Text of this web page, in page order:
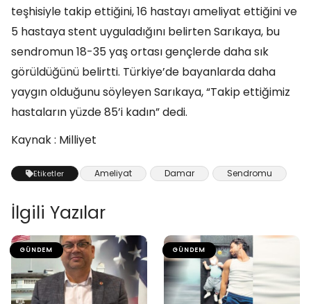
teşhisiyle takip ettiğini, 16 hastayı ameliyat ettiğini ve
5 hastaya stent uyguladığını belirten Sarıkaya, bu
sendromun 18-35 yaş ortası gençlerde daha sık
görüldüğünü belirtti. Türkiye’de bayanlarda daha
yaygın olduğunu söyleyen Sarıkaya, “Takip ettiğimiz
hastaların yüzde 85’i kadın” dedi.
Kaynak : Milliyet
Etiketler Ameliyat Damar Sendromu
İlgili Yazılar
GÜNDEM GÜNDEM